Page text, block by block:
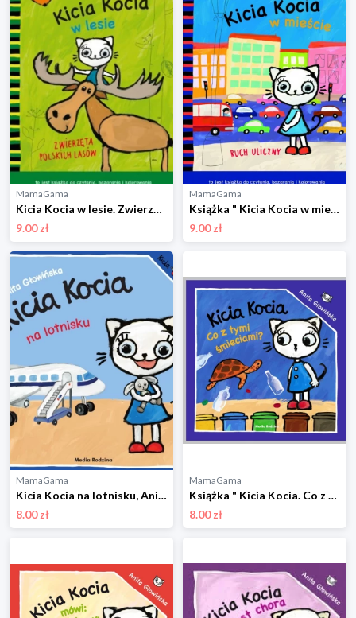
MamaGama
Kicia Kocia w lesie. Zwierzęta polskich lasów, Anita Głowińska Wydawnictwo media rodzina
9.00 zł
MamaGama
Książka " Kicia Kocia w mieście. Ruch uliczny. " Wydawnictwo media rodzina
9.00 zł
MamaGama
Kicia Kocia na lotnisku, Anita Głowińska Wydawnictwo media rodzina
8.00 zł
MamaGama
Książka " Kicia Kocia. Co z tymi śmieciami?" Wydawnictwo media rodzina
8.00 zł